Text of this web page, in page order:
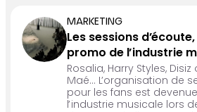
MARKETING
Les sessions
promo de l’industrie
Rosalia, Harry Styles,
Maé… L’organisation de
pour les fans est
l’industrie musicale lors